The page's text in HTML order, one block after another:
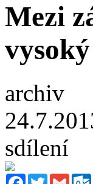
Mezi
archiv
sdílení
FacebookTwitterGmail